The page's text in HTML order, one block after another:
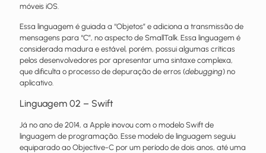
móveis iOS.
Essa linguagem é guiada a “Objetos” e adiciona a transmissão de
mensagens para “C”, no aspecto de SmallTalk. Essa linguagem é
considerada madura e estável, porém, possui algumas críticas
pelos desenvolvedores por apresentar uma sintaxe complexa,
que dificulta o processo de depuração de erros (debugging) no
aplicativo.
Linguagem 02 – Swift
Já no ano de 2014, a Apple inovou com o modelo Swift de
linguagem de programação. Esse modelo de linguagem seguiu
equiparado ao Objective-C por um período de dois anos, até uma